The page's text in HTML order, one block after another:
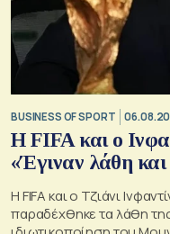
BUSINESS OF SPORT
Η FIFA και ο
«Έγιναν λάθη
Η FIFA και ο Τζιάνι
παραδέχθηκε τα λάθη